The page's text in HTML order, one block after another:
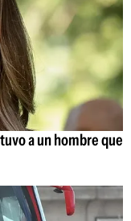
a un hombre que